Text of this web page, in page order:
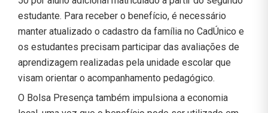
estudante. Para receber o benefício, é necessário
manter atualizado o cadastro da família no CadÚnico e
os estudantes precisam participar das avaliações de
aprendizagem realizadas pela unidade escolar que
visam orientar o acompanhamento pedagógico.
O Bolsa Presença também impulsiona a economia